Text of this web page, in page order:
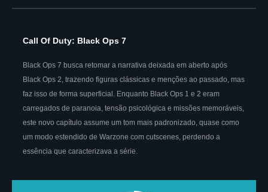
Call Of Duty: Black Ops 7
Black Ops 7 busca retomar a narrativa deixada em aberto após
Black Ops 2, trazendo figuras clássicas e menções ao passado, mas
faz isso de forma superficial. Enquanto Black Ops 1 e 2 eram
carregados de paranoia, tensão psicológica e missões memoráveis,
este novo capítulo assume um tom mais padronizado, quase como
um modo estendido de Warzone com cutscenes, perdendo a
essência que caracterizava a série.